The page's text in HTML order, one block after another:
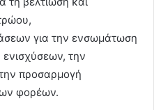
για την ενσωμάτωση
την
προσαρμογή
φορέων.